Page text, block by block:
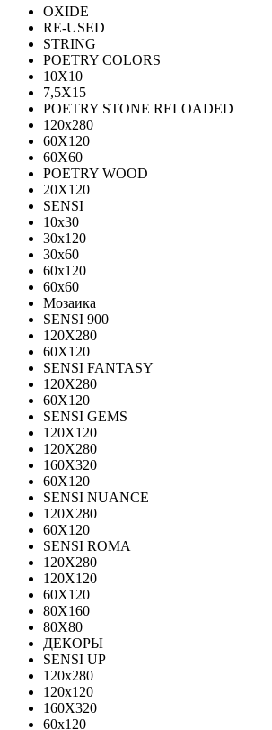
OXIDE
RE-USED
STRING
POETRY COLORS
10Х10
7,5Х15
POETRY STONE RELOADED
120x280
60Х120
60Х60
POETRY WOOD
20Х120
SENSI
10x30
30x120
30x60
60x120
60x60
Мозаика
SENSI 900
120Х280
60X120
SENSI FANTASY
120Х280
60Х120
SENSI GEMS
120Х120
120Х280
160X320
60X120
SENSI NUANCE
120X280
60X120
SENSI ROMA
120X280
120Х120
60X120
80X160
80X80
ДЕКОРЫ
SENSI UP
120x280
120х120
160X320
60х120